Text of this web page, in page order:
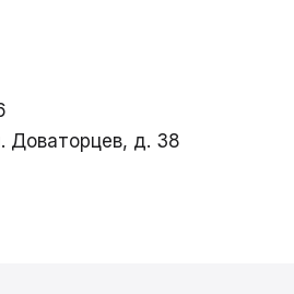
Доваторцев, д. 38